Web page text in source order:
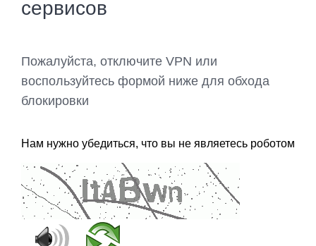
сервисов
Пожалуйста, отключите VPN или
воспользуйтесь формой ниже для обхода
блокировки
Нам нужно убедиться, что вы не являетесь роботом